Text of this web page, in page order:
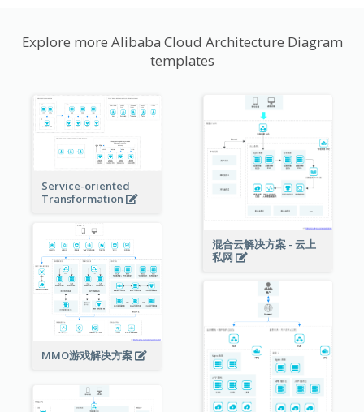
Explore more Alibaba Cloud Architecture Diagram
templates
Service-oriented
Transformation
混合云解决方案 - 云上
私网
MMO游戏解决方案